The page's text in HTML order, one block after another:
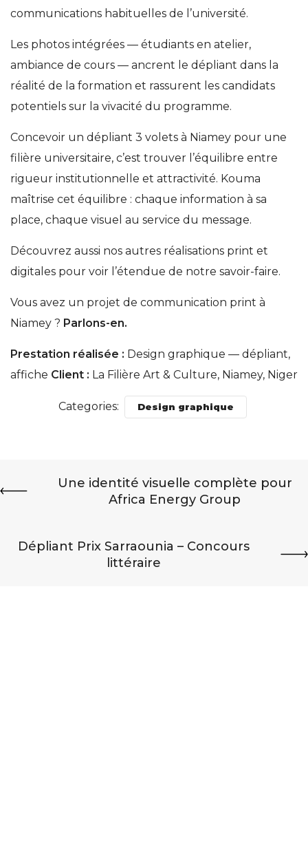
communications habituelles de l’université.
Les photos intégrées — étudiants en atelier,
ambiance de cours — ancrent le dépliant dans la
réalité de la formation et rassurent les candidats
potentiels sur la vivacité du programme.
Concevoir un dépliant 3 volets à Niamey pour une
filière universitaire, c’est trouver l’équilibre entre
rigueur institutionnelle et attractivité. Kouma
maîtrise cet équilibre : chaque information à sa
place, chaque visuel au service du message.
Découvrez aussi nos autres réalisations print et
digitales pour voir l’étendue de notre savoir-faire.
Vous avez un projet de communication print à
Niamey ? Parlons-en.
Prestation réalisée : Design graphique — dépliant,
affiche Client : La Filière Art & Culture, Niamey, Niger
Categories: Design graphique
Une identité visuelle complète pour
Africa Energy Group
Dépliant Prix Sarraounia – Concours
littéraire